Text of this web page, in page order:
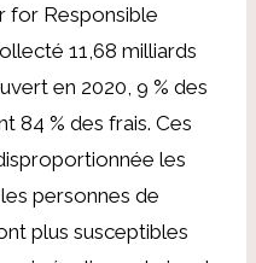
for Responsible
11,68 milliards
en 2020, 9 % des
84 % des frais. Ces
les
personnes de
plus susceptibles